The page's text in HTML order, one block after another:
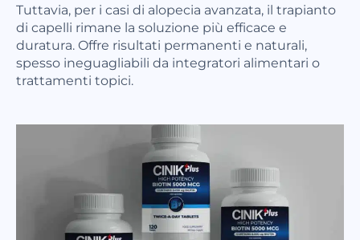
Tuttavia, per i casi di alopecia avanzata, il trapianto
di capelli rimane la soluzione più efficace e
duratura. Offre risultati permanenti e naturali,
spesso ineguagliabili da integratori alimentari o
trattamenti topici.